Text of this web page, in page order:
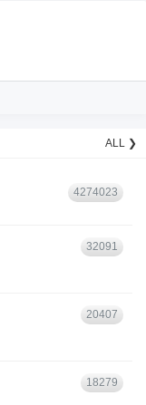
ALL ❯
4274023
32091
20407
18279